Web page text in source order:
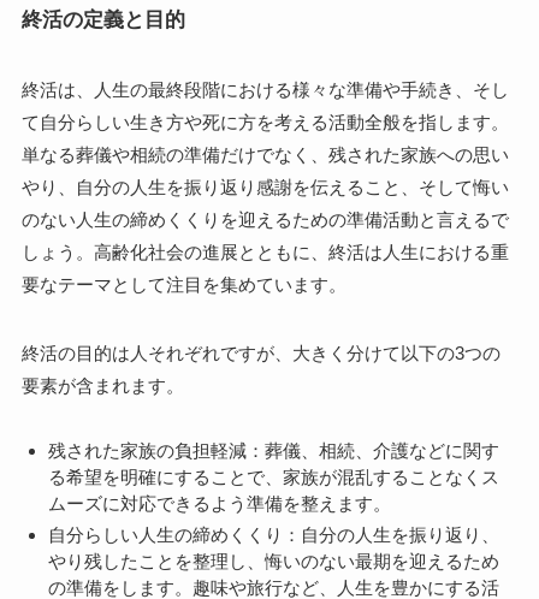
終活の定義と目的
終活は、人生の最終段階における様々な準備や手続き、そし
て自分らしい生き方や死に方を考える活動全般を指します。
単なる葬儀や相続の準備だけでなく、残された家族への思い
やり、自分の人生を振り返り感謝を伝えること、そして悔い
のない人生の締めくくりを迎えるための準備活動と言えるで
しょう。高齢化社会の進展とともに、終活は人生における重
要なテーマとして注目を集めています。
終活の目的は人それぞれですが、大きく分けて以下の3つの
要素が含まれます。
残された家族の負担軽減：葬儀、相続、介護などに関す
る希望を明確にすることで、家族が混乱することなくス
ムーズに対応できるよう準備を整えます。
自分らしい人生の締めくくり：自分の人生を振り返り、
やり残したことを整理し、悔いのない最期を迎えるため
の準備をします。趣味や旅行など、人生を豊かにする活